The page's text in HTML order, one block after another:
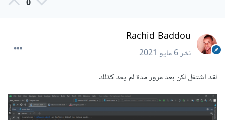
0
Rachid Baddou
نشر6 مايو 2021
لقد اشتغل لكن بعد مرور مدة لم يعد كذلك